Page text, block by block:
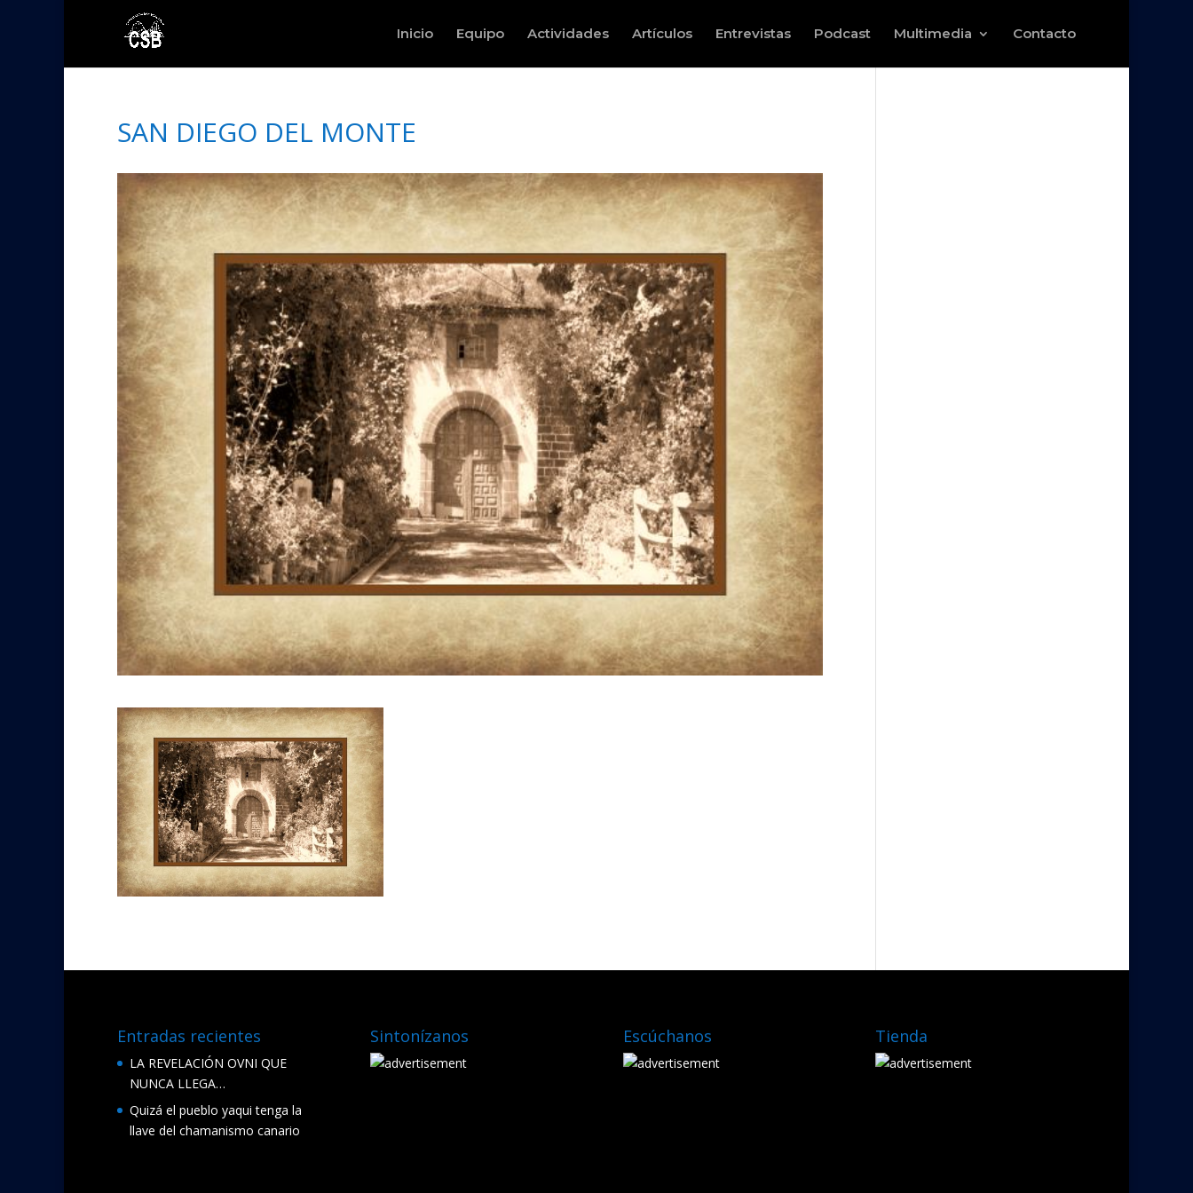
Inicio Equipo Actividades Artículos Entrevistas Podcast Multimedia Contacto
SAN DIEGO DEL MONTE
Entradas recientes
LA REVELACIÓN OVNI QUE
NUNCA LLEGA…
Quizá el pueblo yaqui tenga la
llave del chamanismo canario
Sintonízanos Escúchanos Tienda